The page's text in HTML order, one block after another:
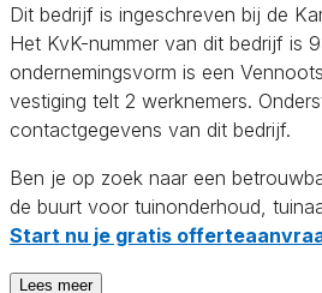
Dit bedrijf is ingeschreven bij de
Het KvK-nummer van dit bedrijf is
ondernemingsvorm is een
vestiging telt 2 werknemers.
contactgegevens van dit bedrijf.
Ben je op zoek naar een
de buurt voor tuinonderhoud,
Start nu je gratis
Lees meer